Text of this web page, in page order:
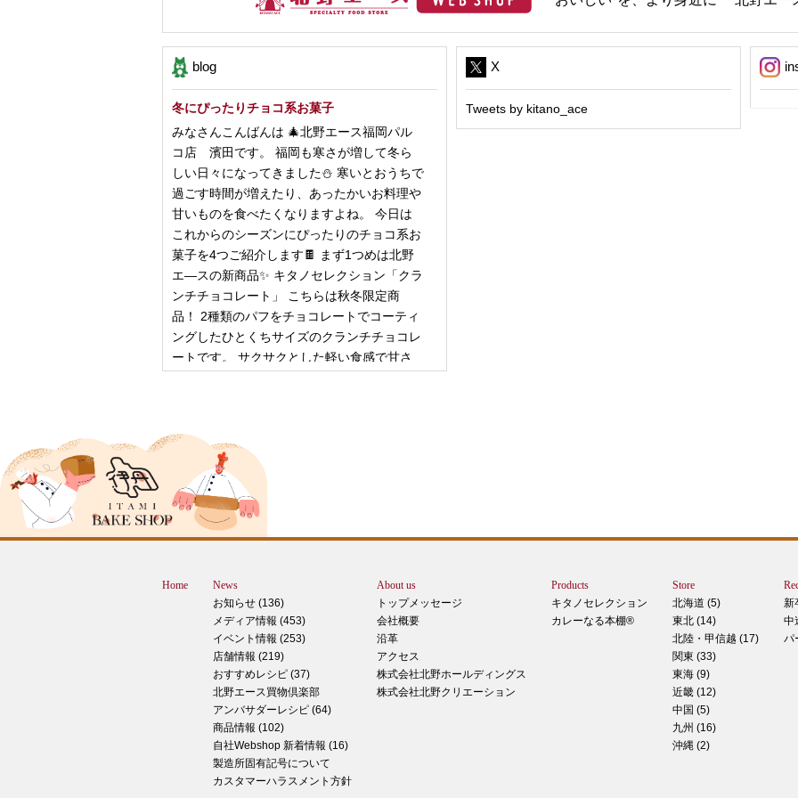
blog
冬にぴったりチョコ系お菓子
みなさんこんばんは 🎄北野エース福岡パル
コ店 濱田です。 福岡も寒さが増して冬ら
しい日々になってきました⛄️ 寒いとおうちで
過ごす時間が増えたり、あったかいお料理や
甘いものを食べたくなりますよね。 今日は
これからのシーズンにぴったりのチョコ系お
菓子を4つご紹介します🍫 まず1つめは北野
エ―スの新商品✨ キタノセレクション「クラ
ンチチョコレート」 こちらは秋冬限定商
品！ 2種類のパフをチョコレートでコーティ
ングしたひとくちサイズのクランチチョコレ
ートです。 サクサクとした軽い食感で甘さ
ピザ立ちぬ
ブログをご覧の皆様、こんにちは！北野エー
スMOMOテラス店の大西です。 いきなりで
すが、これは何だと思いますか？ ヒントは
12月に活躍するあの食べ物です！ はんぺ
す。 それでは正解発表です。リバースカー
ドオープン！！ なんと四角いピザなんで
す！今回は冬に大活躍のピザ、紹介いたしま
す。 キタノセレクション手のばしピザ マ
ルゲリータ 北野エースオリジナル商品のピ
ザになります。特徴は何といってもこの形！
生地はひとつひとつ手で
2024年12月14日
もっちもち！和スイーツと一緒に素敵なティ
ータイムを ♪
X
Tweets by kitano_ace
Home
News
お知らせ (136)
メディア情報 (453)
イベント情報 (253)
店舗情報 (219)
おすすめレシピ (37)
北野エース買物倶楽部
アンバサダーレシピ (64)
商品情報 (102)
自社Webshop 新着情報 (16)
製造所固有記号について
カスタマーハラスメント方針
About us
トップメッセージ
会社概要
沿革
アクセス
株式会社北野ホールディングス
株式会社北野クリエーション
Products
キタノセレクション
カレーなる本棚®
Store
北海道 (5)
東北 (14)
北陸・甲信越 (17)
関東 (33)
東海 (9)
近畿 (12)
中国 (5)
九州 (16)
沖縄 (2)
新
中
パ